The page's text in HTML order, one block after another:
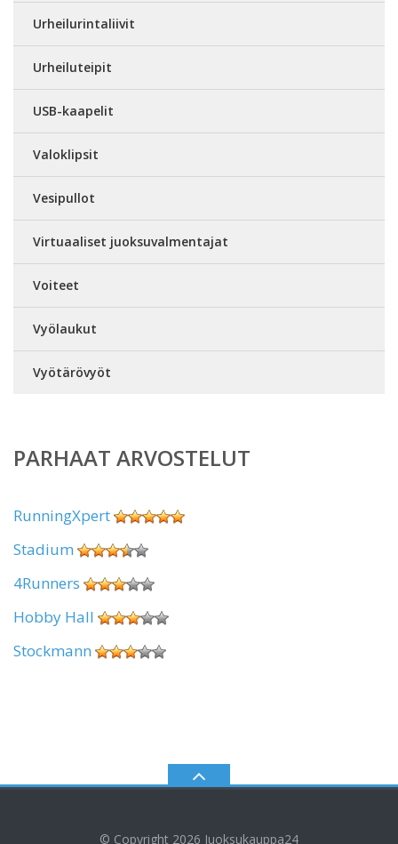
Urheilurintaliivit
Urheiluteipit
USB-kaapelit
Valoklipsit
Vesipullot
Virtuaaliset juoksuvalmentajat
Voiteet
Vyölaukut
Vyötärövyöt
PARHAAT ARVOSTELUT
RunningXpert
Stadium
4Runners
Hobby Hall
Stockmann
© Copyright 2026 Juoksukauppa24